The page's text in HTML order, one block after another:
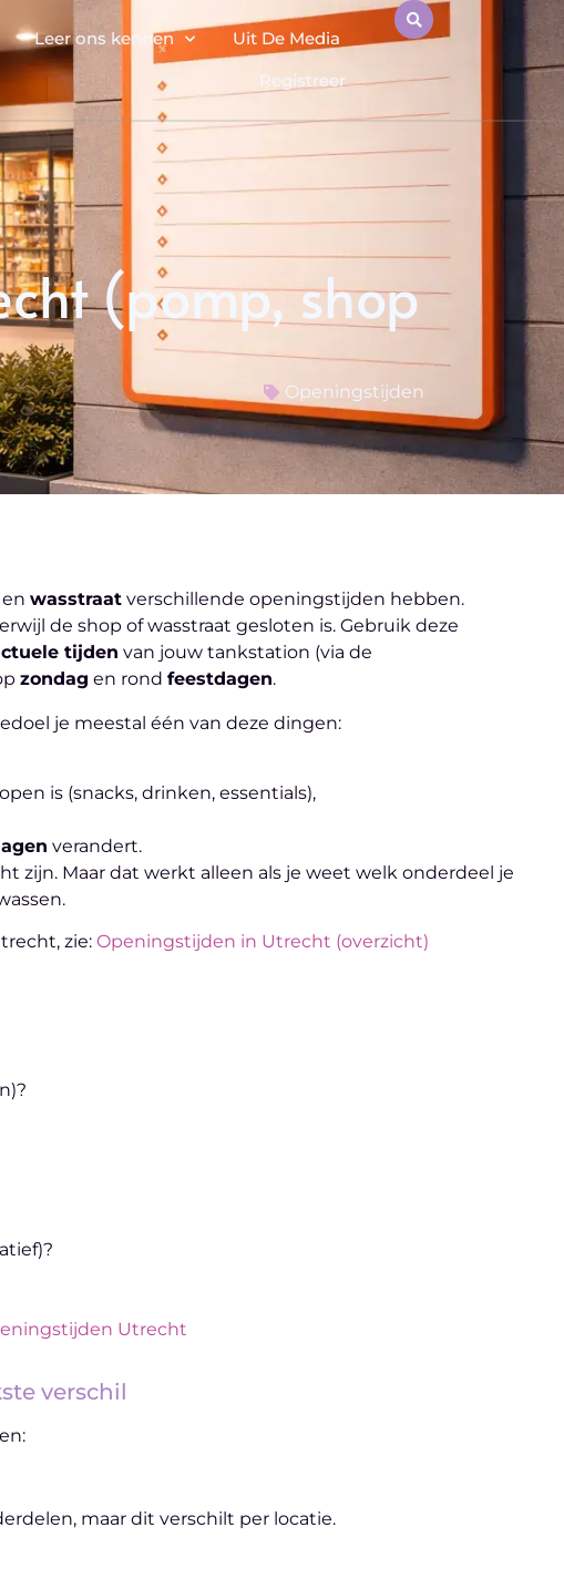
Leer ons kennen
Uit De Media
Registreer
(pomp, shop
Openingstijden
en wasstraat verschillende openingstijden hebben.
de shop of wasstraat gesloten is. Gebruik deze
tijden van jouw tankstation (via de
zondag en rond feestdagen.
je meestal één van deze dingen:
is (snacks, drinken, essentials),
verandert.
zijn. Maar dat werkt alleen als je weet welk onderdeel je
zie: Openingstijden in Utrecht (overzicht)
Utrecht
verschil
maar dit verschilt per locatie.